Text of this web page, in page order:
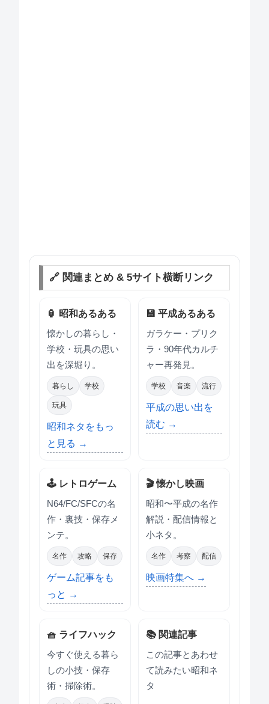
🔗 関連まとめ & 5サイト横断リンク
🏮 昭和あるある
懐かしの暮らし・
学校・玩具の思い
出を深堀り。
暮らし 学校
玩具
昭和ネタをもっ
と見る →
💾 平成あるある
ガラケー・プリク
ラ・90年代カルチ
ャー再発見。
学校 音楽 流行
平成の思い出を
読む →
🕹 レトロゲーム
N64/FC/SFCの名
作・裏技・保存メ
ンテ。
名作 攻略 保存
ゲーム記事をも
っと →
🎬 懐かし映画
昭和〜平成の名作
解説・配信情報と
小ネタ。
名作 考察 配信
映画特集へ →
🧺 ライフハック
今すぐ使える暮ら
しの小技・保存
術・掃除術。
📚 関連記事
この記事とあわせ
て読みたい昭和ネ
タ